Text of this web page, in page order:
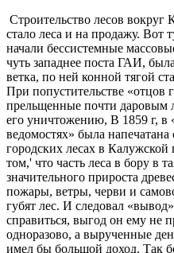
Строительство лесов вокруг
стало леса и на продажу. Вот
начали бессистемные
чуть западнее поста ГАИ,
ветка, по ней конной тягой
При попустительстве «отцов
прельщенные почти даровым
его уничтожению, В 1859 г, в
ведомостях» была
городских лесах в
том,' что часть леса в бору в
значительного прироста
пожары, ветры, черви и
губят лес. И следовал
справиться, выгод он ему не
одноразово, а вырученные
имел бы большой доход. Так